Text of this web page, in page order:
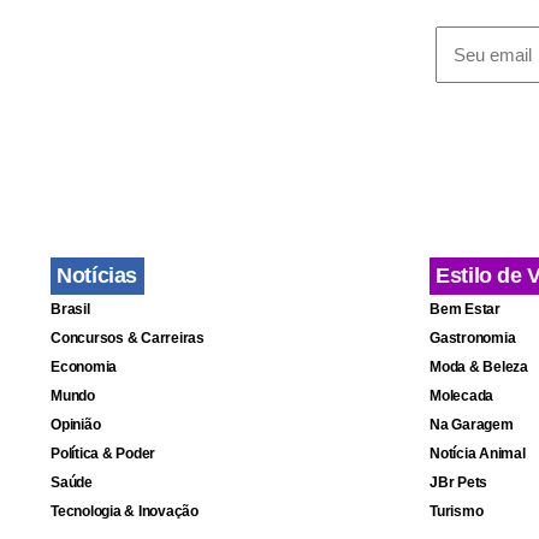
Todos
Promotoria
cobrando
Notícias
Brasil
Concursos & Carreiras
Economia
Mundo
Opinião
Política & Poder
Saúde
Tecnologia & Inovação
Estilo de
Bem Estar
Gastronomia
Moda & Beleza
Molecada
Na Garagem
Notícia Animal
JBr Pets
Turismo